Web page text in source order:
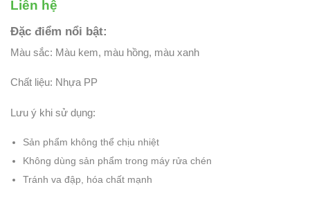
Liên hệ
Đặc điểm nổi bật:
Màu sắc: Màu kem, màu hồng, màu xanh
Chất liệu: Nhựa PP
Lưu ý khi sử dụng:
Sản phẩm không thể chịu nhiệt
Không dùng sản phẩm trong máy rửa chén
Tránh va đập, hóa chất mạnh